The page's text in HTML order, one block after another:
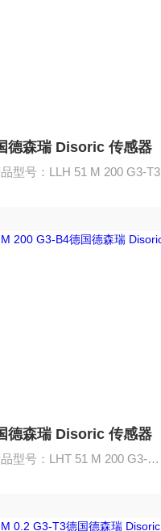
德森瑞 Disoric 传感器
型号：LLH 51 M 200 G3-T3
德森瑞 Disoric 传感器
型号：LHT 51 M 200 G3-B4